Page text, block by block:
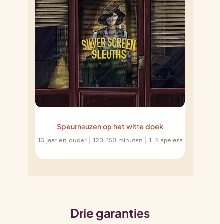
Speurneuzen op het witte doek
16 jaar en ouder | 120-150 minuten | 1-4 spelers
Drie garanties